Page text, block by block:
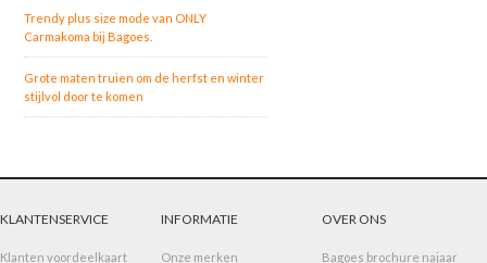
Trendy plus size mode van ONLY
Carmakoma bij Bagoes.
Grote maten truien om de herfst en winter
stijlvol door te komen
KLANTENSERVICE
Klanten voordeelkaart
INFORMATIE
Onze merken
OVER ONS
Bagoes brochure najaar